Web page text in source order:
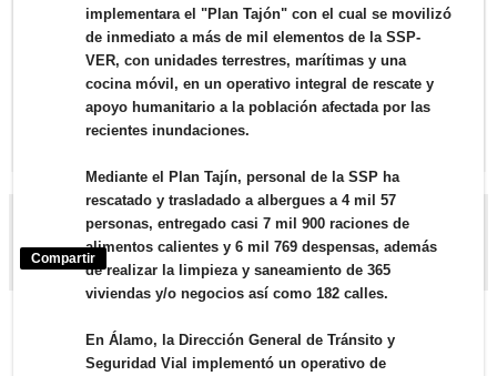
implementara el "Plan Tajón" con el cual se movilizó
de inmediato a más de mil elementos de la SSP-
VER, con unidades terrestres, marítimas y una
cocina móvil, en un operativo integral de rescate y
apoyo humanitario a la población afectada por las
recientes inundaciones.
Mediante el Plan Tajín, personal de la SSP ha
rescatado y trasladado a albergues a 4 mil 57
personas, entregado casi 7 mil 900 raciones de
alimentos calientes y 6 mil 769 despensas, además
de realizar la limpieza y saneamiento de 365
viviendas y/o negocios así como 182 calles.
En Álamo, la Dirección General de Tránsito y
Seguridad Vial implementó un operativo de
Miguel Angel Cristiani G.
Compartir
Inicio